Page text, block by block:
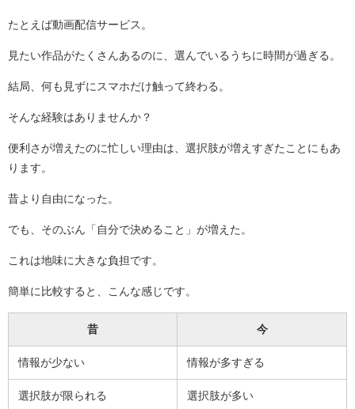
たとえば動画配信サービス。
見たい作品がたくさんあるのに、選んでいるうちに時間が過ぎる。
結局、何も見ずにスマホだけ触って終わる。
そんな経験はありませんか？
便利さが増えたのに忙しい理由は、選択肢が増えすぎたことにもあ
ります。
昔より自由になった。
でも、そのぶん「自分で決めること」が増えた。
これは地味に大きな負担です。
簡単に比較すると、こんな感じです。
昔 今
情報が少ない 情報が多すぎる
選択肢が限られる 選択肢が多い